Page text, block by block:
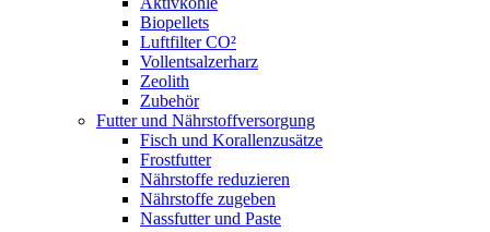
Biopellets
Luftfilter CO²
Vollentsalzerharz
Zeolith
Zubehör
Futter und Nährstoffversorgung
Fisch und Korallenzusätze
Frostfutter
Nährstoffe reduzieren
Nährstoffe zugeben
Nassfutter und Paste